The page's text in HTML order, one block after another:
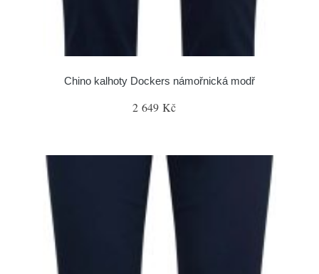
Chino kalhoty Dockers námořnická modř
2 649 Kč